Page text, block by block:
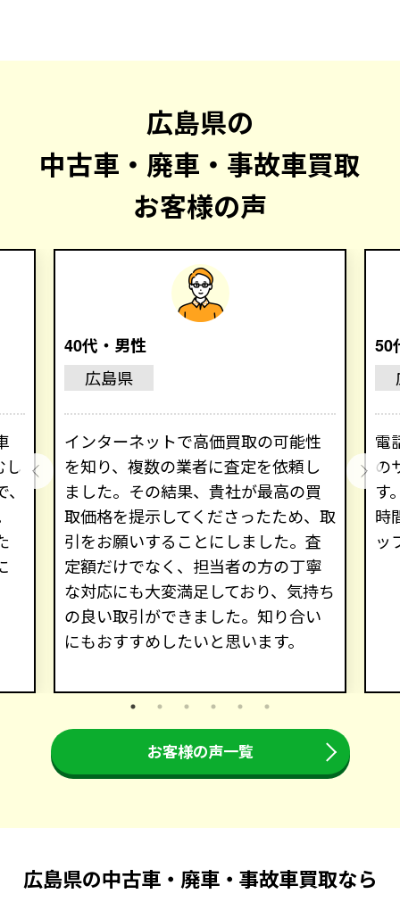
広島県の
中古車・廃車・事故車買取
お客様の声
し
40代・男性
広島県
インターネットで高価買取の可能性
を知り、複数の業者に査定を依頼し
ました。その結果、貴社が最高の買
取価格を提示してくださったため、取
引をお願いすることにしました。査
定額だけでなく、担当者の方の丁寧
な対応にも大変満足しており、気持ち
の良い取引ができました。知り合い
にもおすすめしたいと思います。
50
電
の
す
時
ッ
お客様の声一覧
広島県の中古車・廃車・事故車買取なら